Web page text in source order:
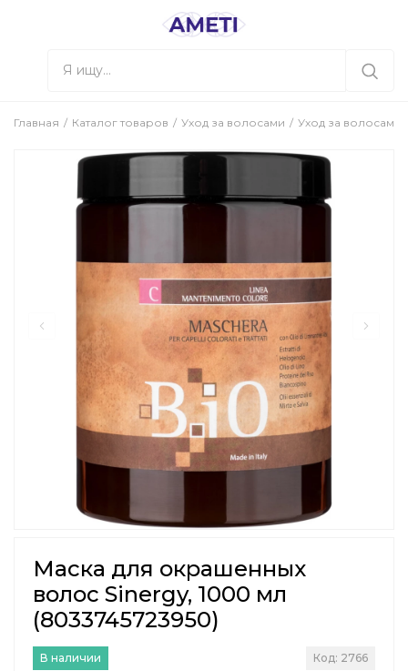
Главная Каталог товаров Уход за волосами Уход за волосами
Маска для окрашенных
волос Sinergy, 1000 мл
(8033745723950)
В наличии Код: 2766